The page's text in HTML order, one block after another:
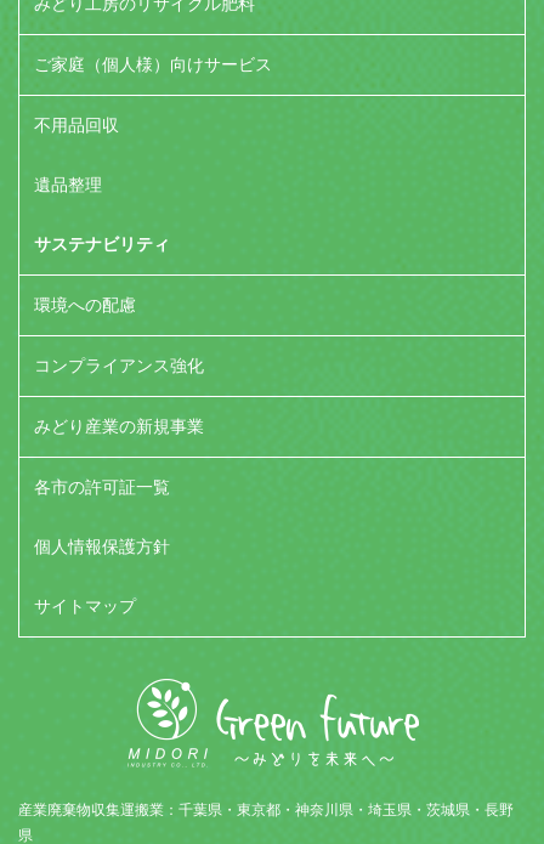
ご家庭（個人様）向けサービス
不用品回収
遺品整理
サステナビリティ
環境への配慮
コンプライアンス強化
みどり産業の新規事業
各市の許可証一覧
個人情報保護方針
サイトマップ
産業廃棄物収集運搬業：千葉県・東京都・神奈川県・埼玉県・茨城県・長野
県